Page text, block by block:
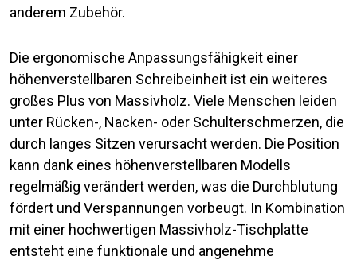
anderem Zubehör.
Die ergonomische Anpassungsfähigkeit einer
höhenverstellbaren Schreibeinheit ist ein weiteres
großes Plus von Massivholz. Viele Menschen leiden
unter Rücken-, Nacken- oder Schulterschmerzen, die
durch langes Sitzen verursacht werden. Die Position
kann dank eines höhenverstellbaren Modells
regelmäßig verändert werden, was die Durchblutung
fördert und Verspannungen vorbeugt. In Kombination
mit einer hochwertigen Massivholz-Tischplatte
entsteht eine funktionale und angenehme